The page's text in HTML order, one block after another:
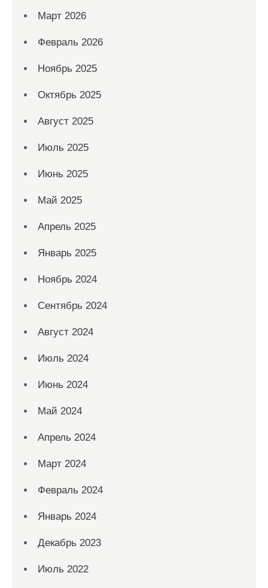
Март 2026
Февраль 2026
Ноябрь 2025
Октябрь 2025
Август 2025
Июль 2025
Июнь 2025
Май 2025
Апрель 2025
Январь 2025
Ноябрь 2024
Сентябрь 2024
Август 2024
Июль 2024
Июнь 2024
Май 2024
Апрель 2024
Март 2024
Февраль 2024
Январь 2024
Декабрь 2023
Июль 2022